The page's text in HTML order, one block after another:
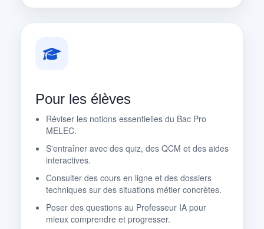
Pour les élèves
Réviser les notions essentielles du Bac Pro
MELEC.
S'entraîner avec des quiz, des QCM et des aides
interactives.
Consulter des cours en ligne et des dossiers
techniques sur des situations métier concrètes.
Poser des questions au Professeur IA pour
mieux comprendre et progresser.